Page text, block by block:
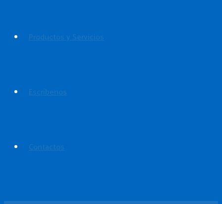
Productos y Servicios
Escríbenos
Contactos